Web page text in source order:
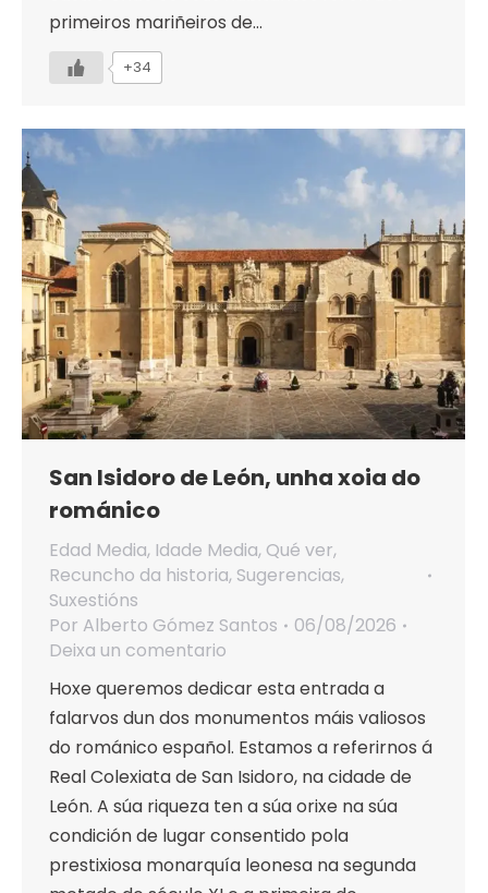
primeiros mariñeiros de…
+34
San Isidoro de León, unha xoia do
románico
Edad Media, Idade Media, Qué ver,
Recuncho da historia, Sugerencias,
Suxestións
Por Alberto Gómez Santos
06/08/2026
Deixa un comentario
Hoxe queremos dedicar esta entrada a
falarvos dun dos monumentos máis valiosos
do románico español. Estamos a referirnos á
Real Colexiata de San Isidoro, na cidade de
León. A súa riqueza ten a súa orixe na súa
condición de lugar consentido pola
prestixiosa monarquía leonesa na segunda